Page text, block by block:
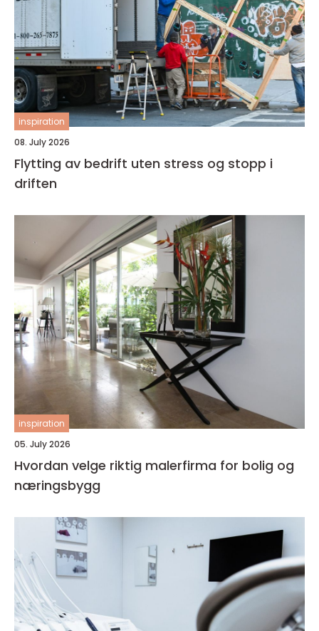
inspiration
08. July 2026
Flytting av bedrift uten stress og stopp i
driften
inspiration
05. July 2026
Hvordan velge riktig malerfirma for bolig og
næringsbygg